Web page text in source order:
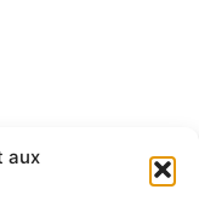
aux